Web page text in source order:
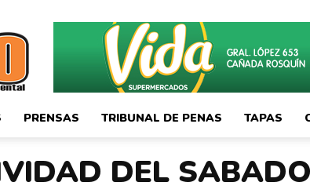
PRENSAS TRIBUNAL DE PENAS TAPAS
DEL